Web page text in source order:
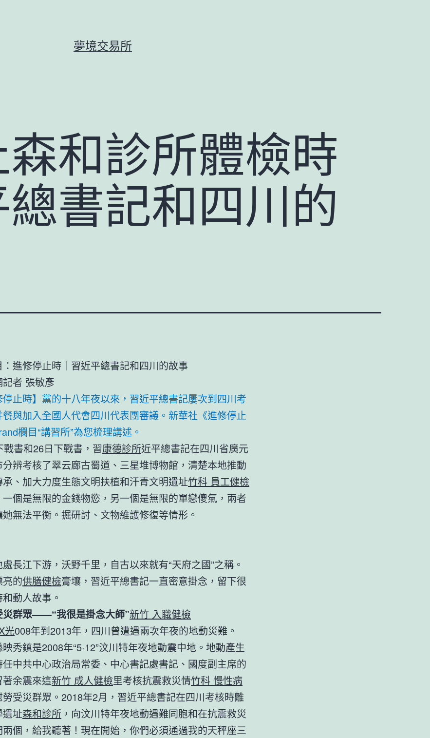
夢境交易所
和診所體檢時
總書記和四川的
：進修停止時｜習近平總書記和四川的故事
記者 張敏彥
停止時】黨的十八年夜以來，習近平總書記屢次到四川考
與加入全國人代會四川代表團審議。新華社《進修停止
欄目“講習所”為您梳理講述。
戰書和26日下戰書，習康德診所近平總書記在四川省廣元
辨考核了翠云廊古蜀道、三星堆博物館，清楚本地推動
、加大力度生態文明扶植和汗青文明遺址竹科 員工健檢
個是無限的金錢物慾，另一個是無限的單戀傻氣，兩者
無法平衡。掘研討、文物維護修復等情形。
長江下游，沃野千里，自古以來就有“天府之國”之稱。
的供膳健檢膏壤，習近平總書記一直密意掛念，留下很
動人故事。
災群眾——“我很是掛念大師”新竹 入職健檢
光008年到2013年，四川曾遭遇兩次年夜的地動災難。
秀鎮是2008年“5·12”汶川特年夜地動震中地。地動產生
中共中心政治局常委、中心書記處書記、國度副主席的
余震來這新竹 成人健檢里考核抗震救災情竹科 慢性病
受災群眾。2018年2月，習近平總書記在四川考核時離
址森和診所 ，向汶川特年夜地動遇難同胞和在抗震救災
兩個，給我聽著！現在開始，你們必須通過我的天秤座三